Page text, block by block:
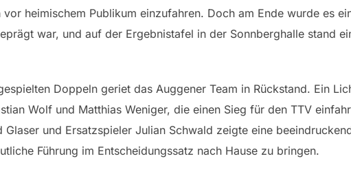
vor heimischem Publikum einzufahren. Doch am Ende wurde es
war, und auf der Ergebnistafel in der Sonnberghalle stand
Doppeln geriet das Auggener Team in Rückstand. Ein
Wolf und Matthias Weniger, die einen Sieg für den TTV
und Ersatzspieler Julian Schwald zeigte eine
Führung im Entscheidungssatz nach Hause zu bringen.